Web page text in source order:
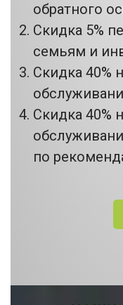
обратного
Скидка 5%
семьям и
Скидка 40%
Скидка 40%
по